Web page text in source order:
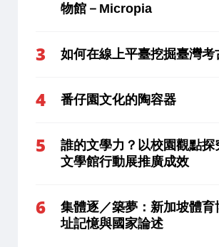
物館－Micropia
如何在線上平臺挖掘臺灣考
番仔園文化的陶容器
誰的文學力？以校園觀點探
文學館行動展推廣成效
集體逐／築夢：新加坡體育
址記憶與國家論述